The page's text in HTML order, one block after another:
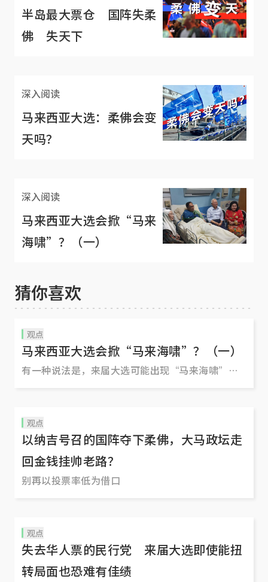
半岛最大票仓 国阵失柔
佛 失天下
深入阅读
马来西亚大选：柔佛会变
天吗？
深入阅读
马来西亚大选会掀“马来
海啸”？（一）
猜你喜欢
观点
马来西亚大选会掀“马来海啸”？（一）
有一种说法是，来届大选可能出现“马来海啸”，
观点
以纳吉号召的国阵夺下柔佛，大马政坛走
回金钱挂帅老路？
别再以投票率低为借口
观点
失去华人票的民行党 来届大选即使能扭
转局面也恐难有佳绩